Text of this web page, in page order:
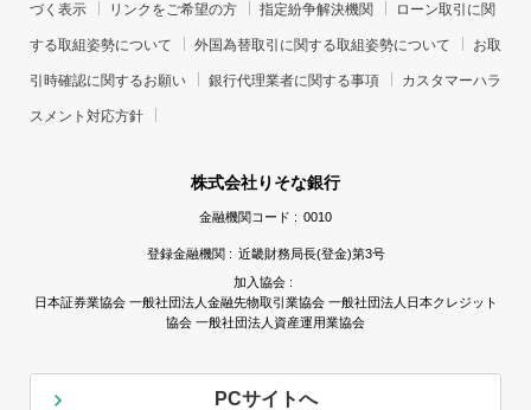
づく表示 リンクをご希望の方 指定紛争解決機関 ローン取引に関
する取組姿勢について 外国為替取引に関する取組姿勢について お取
引時確認に関するお願い 銀行代理業者に関する事項 カスタマーハラ
スメント対応方針
株式会社りそな銀行
金融機関コード : 0010
登録金融機関 : 近畿財務局長(登金)第3号
加入協会 :
日本証券業協会 一般社団法人金融先物取引業協会 一般社団法人日本クレジット
協会 一般社団法人資産運用業協会
PCサイトへ